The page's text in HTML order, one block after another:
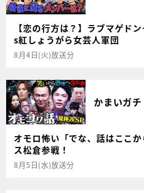
【恋の行方は？】ラブマゲド
s紅しょうがら女芸人軍団
8月4日(火)放送分
かまいガチ
オモロ怖い「でな、話はここ
ス松倉参戦！
8月5日(水)放送分